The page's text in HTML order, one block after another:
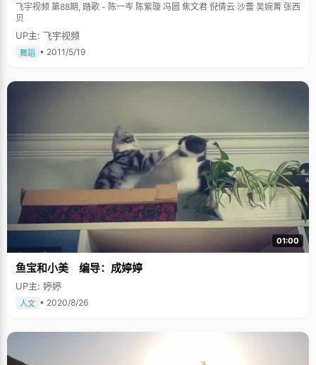
飞宇视频 第88期, 踏歌 - 陈一岑 陈紫璇 冯圆 焦文君 倪倩云 沙蕾 吴婉菁 张西
贝
UP主: 飞宇视频
舞蹈 • 2011/5/19
01:00
鱼宝和小美 编导：成婷婷
UP主: 婷婷
人文 • 2020/8/26